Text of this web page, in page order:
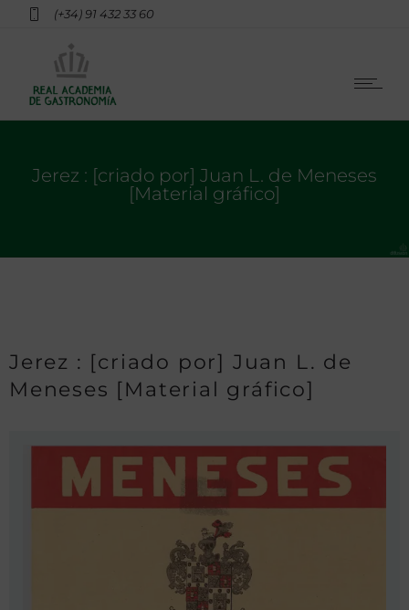
(+34) 91 432 33 60
Jerez : [criado por] Juan L. de Meneses
[Material gráfico]
Jerez : [criado por] Juan L. de
Meneses [Material gráfico]